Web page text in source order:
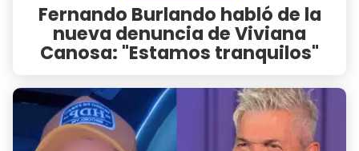
Fernando Burlando habló de la
nueva denuncia de Viviana
Canosa: "Estamos tranquilos"